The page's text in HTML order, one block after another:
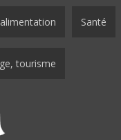
Santé
tourisme